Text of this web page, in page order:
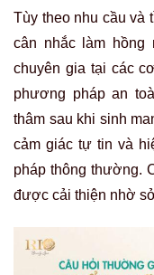
Tùy theo nhu cầu và
cân nhắc làm
chuyên gia tại các
phương pháp an
thâm sau khi sinh
cảm giác tự tin và
pháp thông thường.
được cải thiện nhờ